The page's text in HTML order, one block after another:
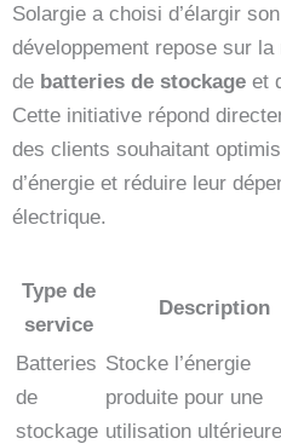
Solargie a choisi d’élargir
développement repose sur
de batteries de stockage et
Cette initiative répond
des clients souhaitant
d’énergie et réduire leur
électrique.
Type de
service
Description
Batteries
de
stockage
Stocke l’énergie
produite pour une
utilisation